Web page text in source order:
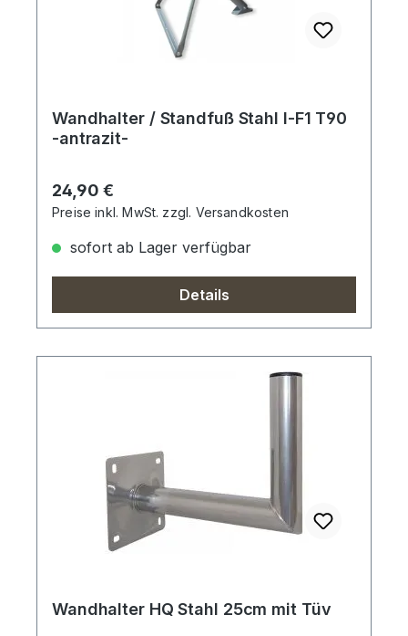
Wandhalter / Standfuß Stahl I-F1 T90
-antrazit-
Regulärer Preis:
24,90 €
Preise inkl. MwSt. zzgl. Versandkosten
sofort ab Lager verfügbar
Details
Wandhalter HQ Stahl 25cm mit Tüv